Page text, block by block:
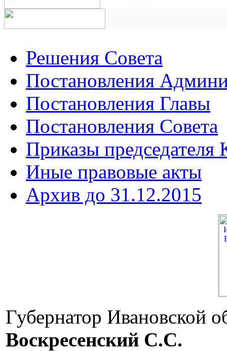
Решения Совета
Постановления
Постановления Главы
Постановления Совета
Приказы
Иные правовые акты
Архив до 31.12.2015
Губернатор Ивановской
Воскресенский C.C.